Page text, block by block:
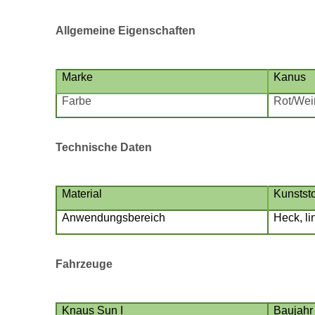
Allgemeine Eigenschaften
Marke
Kanus
Farbe
Rot/
Technische Daten
Material
Anwendungsbereich
Heck,
Fahrzeuge
Knaus Sun I